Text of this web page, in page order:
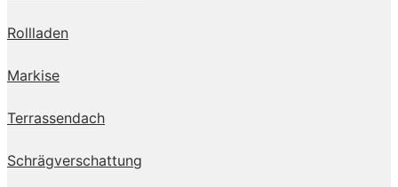
Rollladen
Markise
Terrassendach
Schrägverschattung